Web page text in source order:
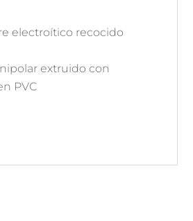
electroítico recocido
extruido con
PVC